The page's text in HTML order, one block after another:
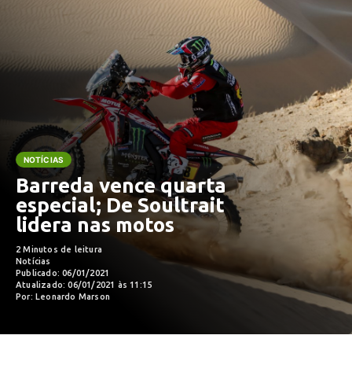
NOTÍCIAS
Barreda vence quarta
especial; De Soultrait
lidera nas motos
2 Minutos de leitura
Notícias
Publicado: 06/01/2021
Atualizado: 06/01/2021 às 11:15
Por: Leonardo Marson